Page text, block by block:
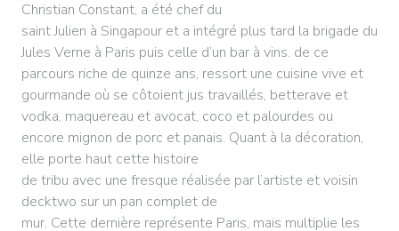
Christian Constant, a été chef du
saint Julien à Singapour et a intégré plus tard la brigade du
Jules Verne à Paris puis celle d’un bar à vins. de ce
parcours riche de quinze ans, ressort une cuisine vive et
gourmande où se côtoient jus travaillés, betterave et
vodka, maquereau et avocat, coco et palourdes ou
encore mignon de porc et panais. Quant à la décoration,
elle porte haut cette histoire
de tribu avec une fresque réalisée par l’artiste et voisin
decktwo sur un pan complet de
mur. Cette dernière représente Paris, mais multiplie les